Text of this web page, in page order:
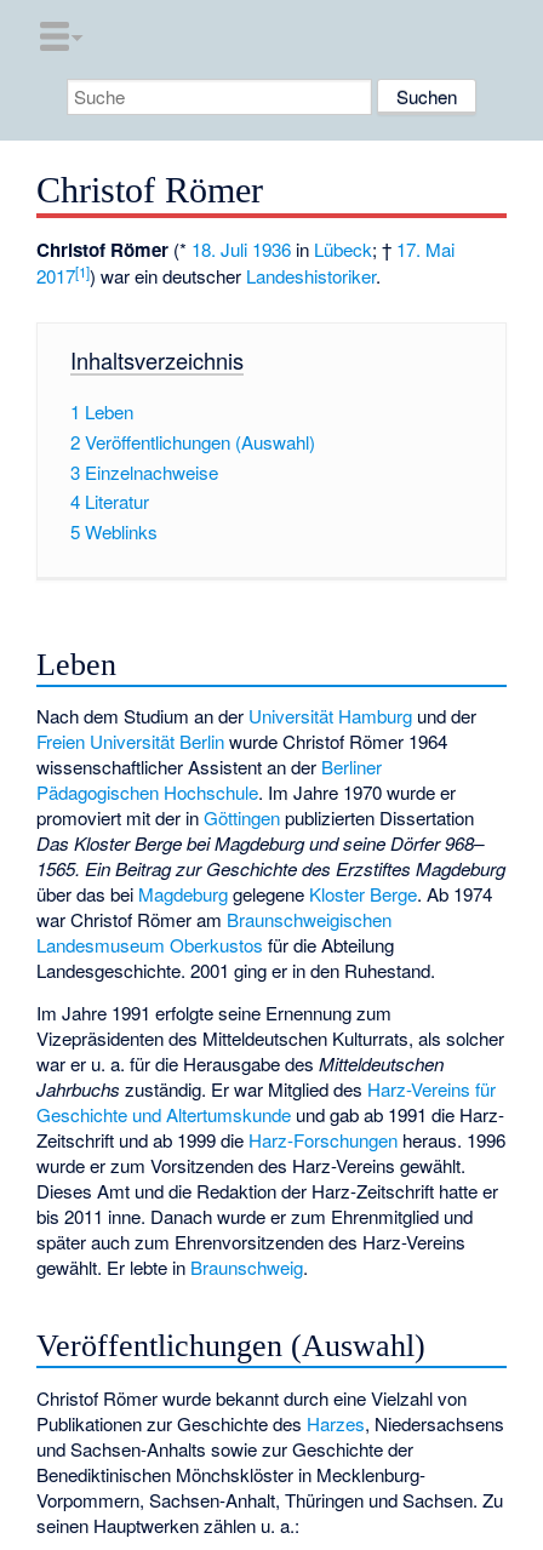
Christof Römer
Christof Römer (* 18. Juli 1936 in Lübeck; † 17. Mai
2017[1]) war ein deutscher Landeshistoriker.
Inhaltsverzeichnis
1 Leben
2Veröffentlichungen (Auswahl)
3 Einzelnachweise
4 Literatur
5Weblinks
Leben
Nach dem Studium an der Universität Hamburg und der
Freien Universität Berlinwurde Christof Römer 1964
wissenschaftlicher Assistent an der Berliner
Pädagogischen Hochschule. Im Jahre 1970 wurde er
promoviert mit der inGöttingenpublizierten Dissertation
Das Kloster Berge bei Magdeburg und seine Dörfer 968–
1565. Ein Beitrag zur Geschichte des Erzstiftes Magdeburg
über das bei Magdeburggelegene Kloster Berge. Ab 1974
war Christof Römer am Braunschweigischen
Landesmuseum Oberkustos für die Abteilung
Landesgeschichte. 2001 ging er in den Ruhestand.
Im Jahre 1991 erfolgte seine Ernennung zum
Vizepräsidenten des Mitteldeutschen Kulturrats, als solcher
war er u. a. für die Herausgabe desMitteldeutschen
Jahrbuchs zuständig. Er war Mitglied des Harz-Vereins für
Geschichte und Altertumskunde und gab ab 1991 die Harz-
Zeitschrift und ab 1999 die Harz-Forschungen heraus. 1996
wurde er zum Vorsitzenden des Harz-Vereins gewählt.
Dieses Amt und die Redaktion der Harz-Zeitschrift hatte er
bis 2011 inne. Danach wurde er zum Ehrenmitglied und
später auch zum Ehrenvorsitzenden des Harz-Vereins
gewählt. Er lebte in Braunschweig.
Veröffentlichungen (Auswahl)
Christof Römer wurde bekannt durch eine Vielzahl von
Publikationen zur Geschichte des Harzes, Niedersachsens
und Sachsen-Anhalts sowie zur Geschichte der
Benediktinischen Mönchsklöster in Mecklenburg-
Vorpommern, Sachsen-Anhalt, Thüringen und Sachsen. Zu
seinen Hauptwerken zählen u. a.: